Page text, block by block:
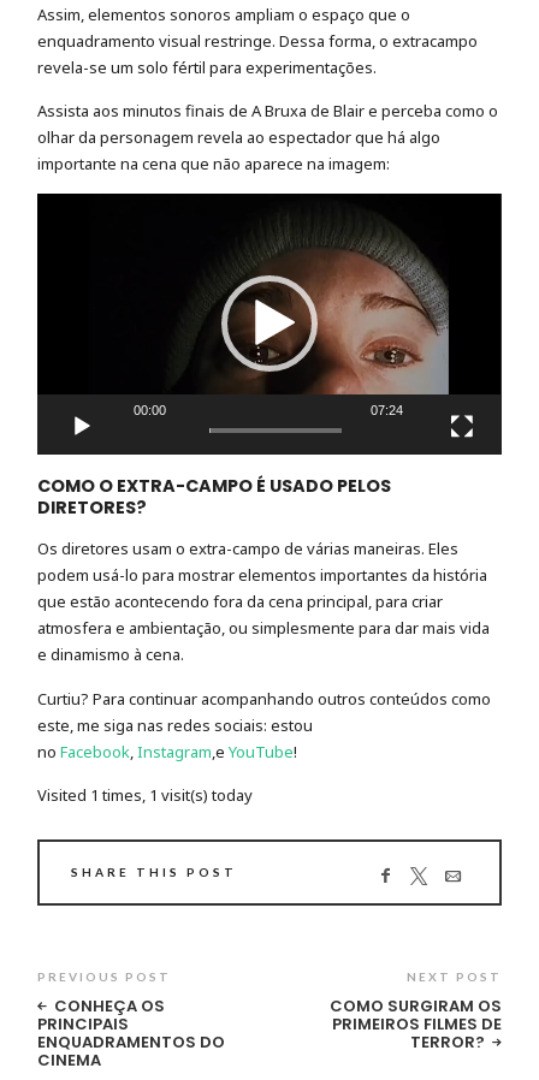
Assim, elementos sonoros ampliam o espaço que o
enquadramento visual restringe. Dessa forma, o extracampo
revela-se um solo fértil para experimentações.
Assista aos minutos finais de A Bruxa de Blair e perceba como o
olhar da personagem revela ao espectador que há algo
importante na cena que não aparece na imagem:
00:00 07:24
COMO O EXTRA-CAMPO É USADO PELOS
DIRETORES?
Os diretores usam o extra-campo de várias maneiras. Eles
podem usá-lo para mostrar elementos importantes da história
que estão acontecendo fora da cena principal, para criar
atmosfera e ambientação, ou simplesmente para dar mais vida
e dinamismo à cena.
Curtiu? Para continuar acompanhando outros conteúdos como
este, me siga nas redes sociais: estou
noFacebook ,Instagram ,eYouTube!
Visited 1 times, 1 visit(s) today
SHARE THIS POST
PREVIOUS POST
CONHEÇA OS
PRINCIPAIS
ENQUADRAMENTOS DO
CINEMA
NEXT POST
COMO SURGIRAM OS
PRIMEIROS FILMES DE
TERROR?